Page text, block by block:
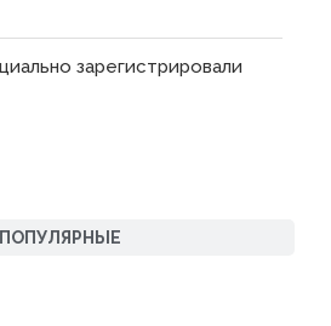
ПОПУЛЯРНЫЕ
зарегистрировали